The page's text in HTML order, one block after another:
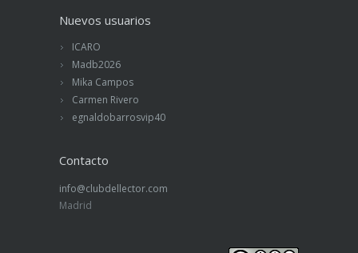
Nuevos usuarios
ICARO
Madb2026
Mika Campos
Carmen Rivero
egnaldobarrosvip40
Contacto
info@clubdellector.com
Madrid